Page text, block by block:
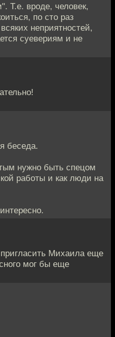
Т.е. вроде, человек,
по сто раз
неприятностей,
суевериям и не
беседа.
нужно быть спецом
работы и как люди на
Михаила еще
мог бы еще